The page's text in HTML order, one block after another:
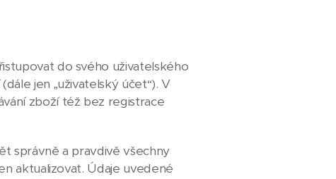
do svého uživatelského
jen „uživatelský účet“). V
zboží též bez registrace
správně a pravdivě všechny
aktualizovat. Údaje uvedené